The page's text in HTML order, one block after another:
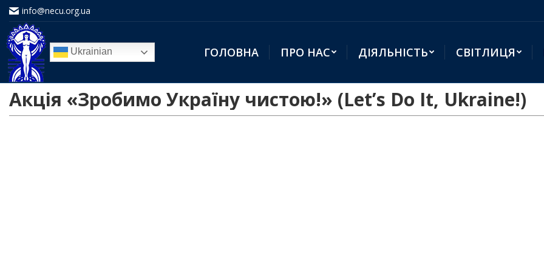
info@necu.org.ua
Ukrainian ГОЛОВНА ПРО НАС ДІЯЛЬНІСТЬ СВІТЛИЦЯ
Акція «Зробимо Україну чистою!» (Let’s Do It, Ukraine!)